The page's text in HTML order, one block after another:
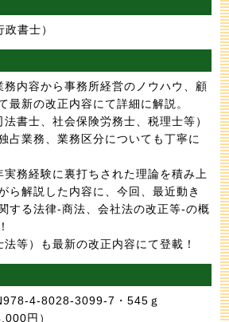
書士）
務内容から事務所経営のノウハウ、顧
最新の改正内容にて詳細に解説。
書士、社会保険労務士、税理士等）
占業務、業務区分についても丁寧に
実務経験に裏打ちされた理論を積み上
ら解説した内容に、今回、最近動き
する法律-商法、会社法の改正等-の概
等）も最新の改正内容にて登載！
4-8028-3099-7・545ｇ
円）